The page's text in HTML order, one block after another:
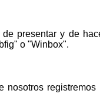
o "Winbox".